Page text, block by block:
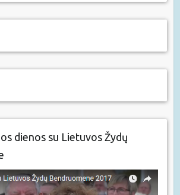
dienos su Lietuvos Žydų